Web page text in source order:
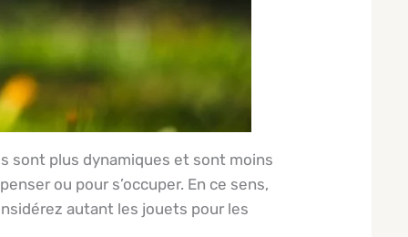
sont plus dynamiques et sont moins
ou pour s’occuper. En ce sens,
autant les jouets pour les